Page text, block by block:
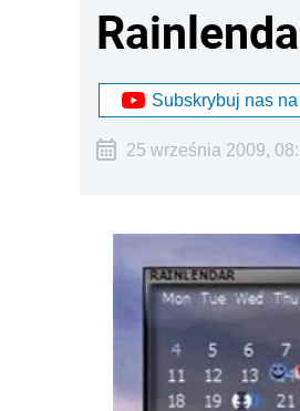
Subskrybuj nas
25 września 2009,